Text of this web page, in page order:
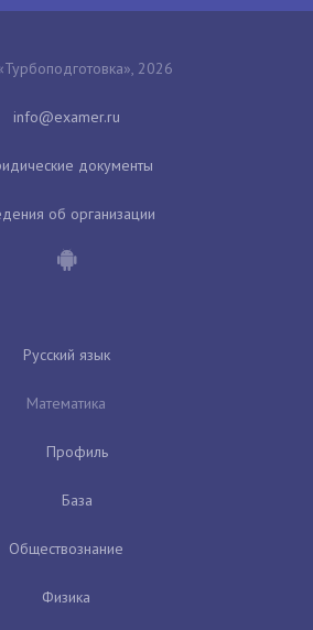
2026
документы
об организации
Русский язык
Математика
Профиль
База
Обществознание
Физика